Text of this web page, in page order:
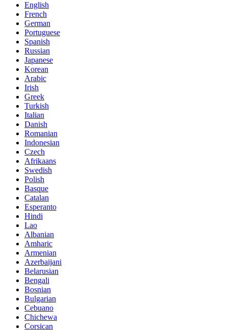
English
French
German
Portuguese
Spanish
Russian
Japanese
Korean
Arabic
Irish
Greek
Turkish
Italian
Danish
Romanian
Indonesian
Czech
Afrikaans
Swedish
Polish
Basque
Catalan
Esperanto
Hindi
Lao
Albanian
Amharic
Armenian
Azerbaijani
Belarusian
Bengali
Bosnian
Bulgarian
Cebuano
Chichewa
Corsican